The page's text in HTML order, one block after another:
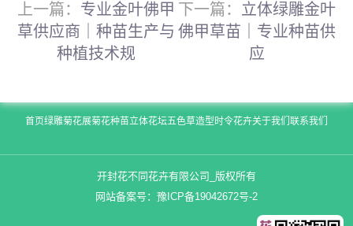
上一篇： 专业金叶佛甲
草供应商｜种苗生产与
种植技术规
下一篇： 立体绿雕金叶
佛甲草苗｜专业种苗供
应
首页绿雕菊花展菊花种苗立体花坛五色草造型时令花卉关于我们 联系我们
开封花不同花卉有限公司_版权所有
网站备案号： 豫ICP备19042672号-2